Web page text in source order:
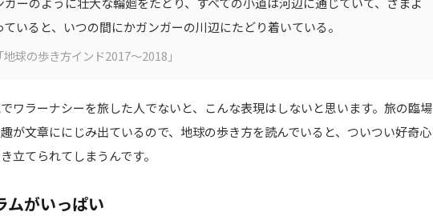
ていると、いつの間にかガンガーの川辺にたどり着いている。
「地球の歩き方インド2017〜2018」
ワラーナシーを旅した人でないと、こんな表現はしないと思います。旅の臨場
が文章ににじみ出ているので、地球の歩き方を読んでいると、ついつい好奇心
立てられてしまうんです。
ムがいっぱい